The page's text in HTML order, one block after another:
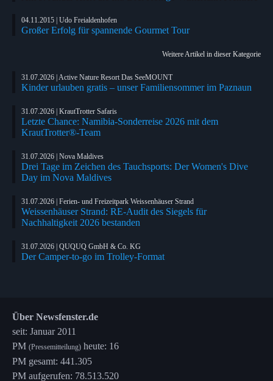
04.11.2015 | Udo Freialdenhofen
Großer Erfolg für spannende Gourmet Tour
Weitere Artikel in dieser Kategorie
31.07.2026 | Active Nature Resort Das SeeMOUNT
Kinder urlauben gratis – unser Familiensommer im Paznaun
31.07.2026 | KrautTrotter Safaris
Letzte Chance: Namibia-Sonderreise 2026 mit dem
KrautTrotter®-Team
31.07.2026 | Nova Maldives
Drei Tage im Zeichen des Tauchsports: Der Women's Dive
Day im Nova Maldives
31.07.2026 | Ferien- und Freizeitpark Weissenhäuser Strand
Weissenhäuser Strand: RE-Audit des Siegels für
Nachhaltigkeit 2026 bestanden
31.07.2026 | QUQUQ GmbH & Co. KG
Der Camper-to-go im Trolley-Format
Über Newsfenster.de
seit: Januar 2011
PM (Pressemitteilung) heute: 16
PM gesamt: 441.305
PM aufgerufen: 78.513.520